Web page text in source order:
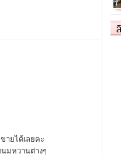
ายได้เลยคะ
มหวานต่างๆ